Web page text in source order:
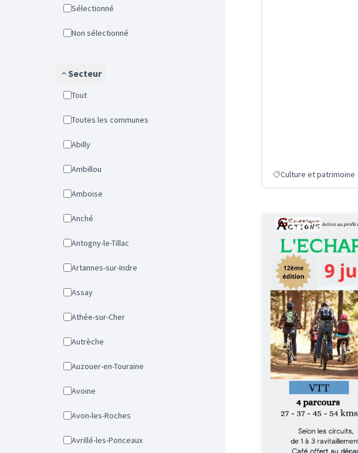
Sélectionné
Non sélectionné
Secteur
Tout
Toutes les communes
Abilly
Ambillou
Amboise
Anché
Antogny-le-Tillac
Artannes-sur-Indre
Assay
Athée-sur-Cher
Autrèche
Auzouer-en-Touraine
Avoine
Avon-les-Roches
Avrillé-les-Ponceaux
Culture et patrimoine